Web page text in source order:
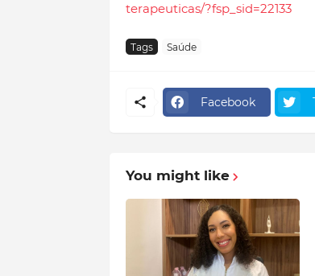
terapeuticas/?fsp_sid=22133
Tags Saúde
Facebook
You might like